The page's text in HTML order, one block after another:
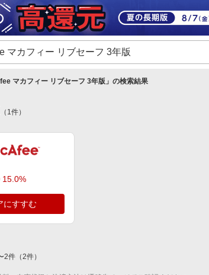
ショッピング
マカフィー リブセーフ 3年版 」の検索結果
（ 1件）
15.0%
にすすむ
2件 （2件）